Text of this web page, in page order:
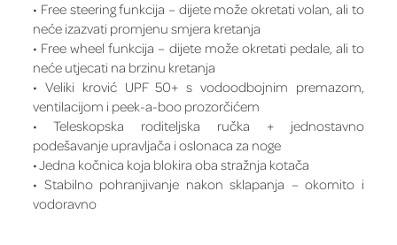
• Free steering funkcija – dijete može okretati volan, ali to
neće izazvati promjenu smjera kretanja
• Free wheel funkcija – dijete može okretati pedale, ali to
neće utjecati na brzinu kretanja
• Veliki krović UPF 50+ s vodoodbojnim premazom,
ventilacijom i peek-a-boo prozorčićem
• Teleskopska roditeljska ručka + jednostavno
podešavanje upravljača i oslonaca za noge
• Jedna kočnica koja blokira oba stražnja kotača
• Stabilno pohranjivanje nakon sklapanja – okomito i
vodoravno